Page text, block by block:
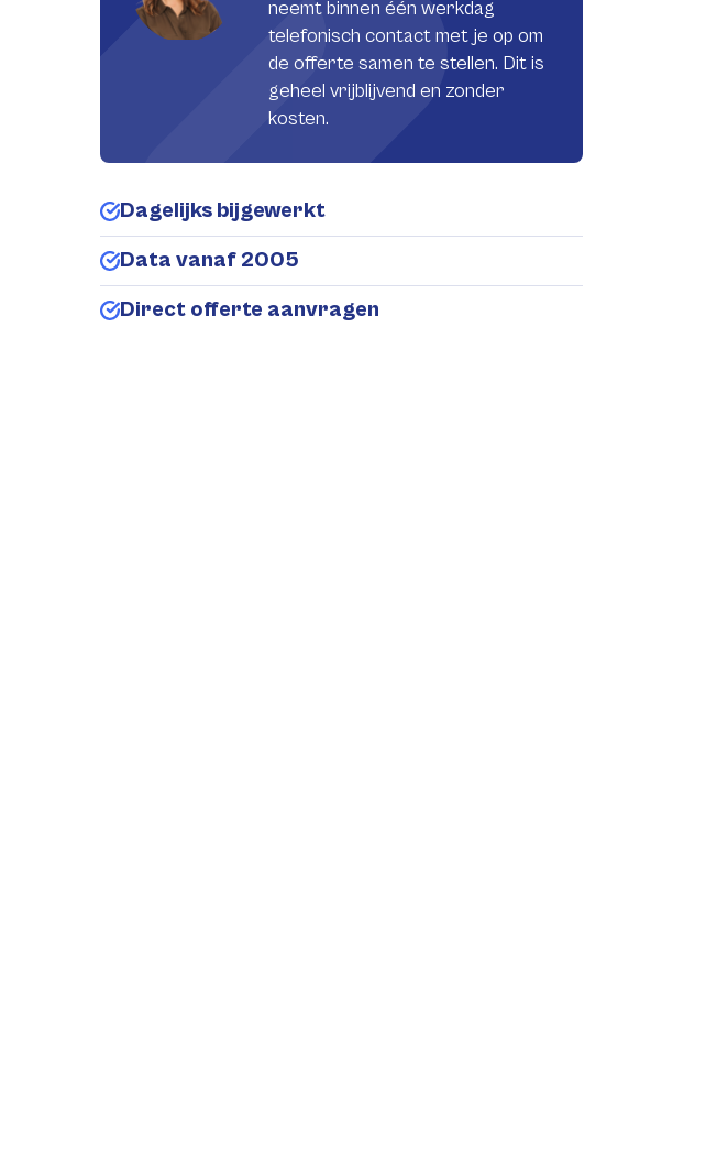
neemt binnen één werkdag
telefonisch contact met je op om
de offerte samen te stellen. Dit is
geheel vrijblijvend en zonder
kosten.
Dagelijks bijgewerkt
Data vanaf 2005
Direct offerte aanvragen